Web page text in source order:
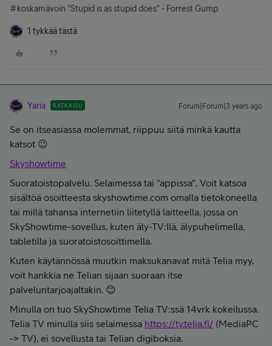
#koskamävoin "Stupid is as stupid does" - Forrest Gump
1 tykkää tästä
Yaria RATKAISU Forum|Forum|3 years ago
Se on itseasiassa molemmat, riippuu siitä minkä kautta
katsot 😉
Skyshowtime
Suoratoistopalvelu. Selaimessa tai "appissa". Voit katsoa
sisältöä osoitteesta skyshowtime.com omalla tietokoneella
tai millä tahansa internetiin liitetyllä laitteella, jossa on
SkyShowtime-sovellus, kuten äly-TV:llä, älypuhelimella,
tabletilla ja suoratoistosoittimella.
Kuten käytännössä muutkin maksukanavat mitä Telia myy,
voit hankkia ne Telian sijaan suoraan itse
palveluntarjoajaltakin. 😊
Minulla on tuo SkyShowtime Telia TV:ssä 14vrk kokeilussa.
Telia TV minulla siis selaimessa https://tv.telia.fi/ (MediaPC
-> TV), ei sovellusta tai Telian digiboksia.